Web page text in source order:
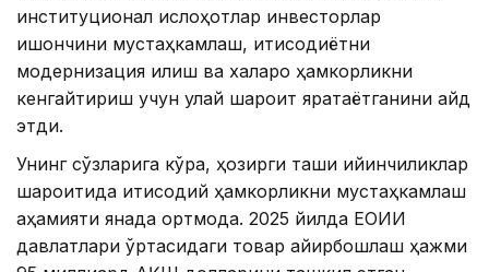
институционал ислоҳотлар инвесторлар
ишончини мустаҳкамлаш, иқтисодиётни
модернизация қилиш ва халқаро ҳамкорликни
кенгайтириш учун қулай шароит яратаётганини қайд
этди.
Унинг сўзларига кўра, ҳозирги ташқи қийинчиликлар
шароитида иқтисодий ҳамкорликни мустаҳкамлаш
аҳамияти янада ортмоқда. 2025 йилда ЕОИИ
давлатлари ўртасидаги товар айирбошлаш ҳажми